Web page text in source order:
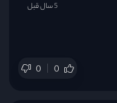
0 0
5 سال قبل